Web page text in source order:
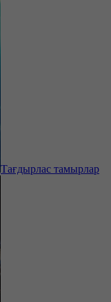
Тағдырлас тамырлар